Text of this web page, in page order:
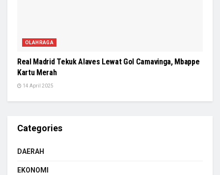
OLAHRAGA
Real Madrid Tekuk Alaves Lewat Gol Camavinga, Mbappe
Kartu Merah
14 April 2025
Categories
DAERAH
EKONOMI